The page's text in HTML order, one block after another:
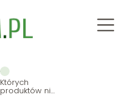
Których
produktów nie